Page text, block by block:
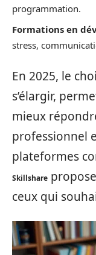
programmation.
Formations en
stress,
En 2025, le
s’élargir,
mieux
professionnel
plateformes
Skillshare
ceux qui